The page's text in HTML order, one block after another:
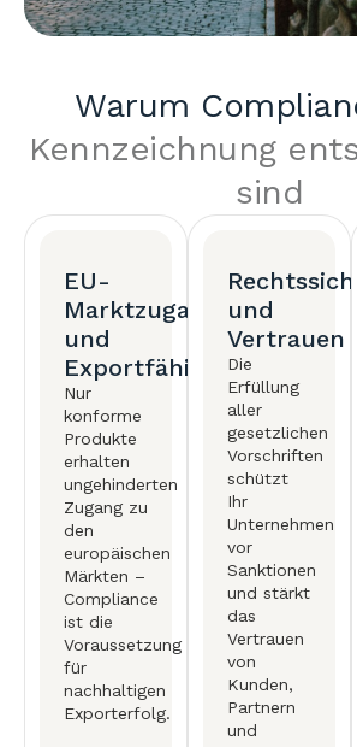
Warum
Kennzeichnung
sind
EU-
Marktzugang
und
Exportfähigkeit
Nur
konforme
Produkte
erhalten
ungehinderten
Zugang zu
den
europäischen
Märkten –
Compliance
ist die
Voraussetzung
für
nachhaltigen
Exporterfolg.
und
Vertrauen
Die
Erfüllung
aller
gesetzlichen
Vorschriften
schützt
Ihr
Unternehmen
vor
Sanktionen
und stärkt
das
Vertrauen
von
Kunden,
Partnern
und